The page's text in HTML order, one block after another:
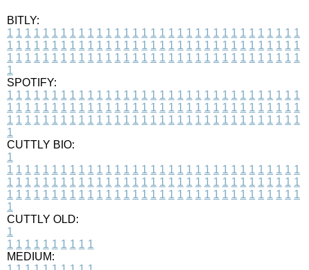
BITLY:
1 1 1 1 1 1 1 1 1 1 1 1 1 1 1 1 1 1 1 1 1 1 1 1 1 1 1 1 1 1 1 1 1
1 1 1 1 1 1 1 1 1 1 1 1 1 1 1 1 1 1 1 1 1 1 1 1 1 1 1 1 1 1 1 1 1
1 1 1 1 1 1 1 1 1 1 1 1 1 1 1 1 1 1 1 1 1 1 1 1 1 1 1 1 1 1 1 1 1
1
SPOTIFY:
1 1 1 1 1 1 1 1 1 1 1 1 1 1 1 1 1 1 1 1 1 1 1 1 1 1 1 1 1 1 1 1 1
1 1 1 1 1 1 1 1 1 1 1 1 1 1 1 1 1 1 1 1 1 1 1 1 1 1 1 1 1 1 1 1 1
1 1 1 1 1 1 1 1 1 1 1 1 1 1 1 1 1 1 1 1 1 1 1 1 1 1 1 1 1 1 1 1 1
1
CUTTLY BIO:
1
1 1 1 1 1 1 1 1 1 1 1 1 1 1 1 1 1 1 1 1 1 1 1 1 1 1 1 1 1 1 1 1 1
1 1 1 1 1 1 1 1 1 1 1 1 1 1 1 1 1 1 1 1 1 1 1 1 1 1 1 1 1 1 1 1 1
1 1 1 1 1 1 1 1 1 1 1 1 1 1 1 1 1 1 1 1 1 1 1 1 1 1 1 1 1 1 1 1 1
1
CUTTLY OLD:
1
1 1 1 1 1 1 1 1 1 1
MEDIUM: